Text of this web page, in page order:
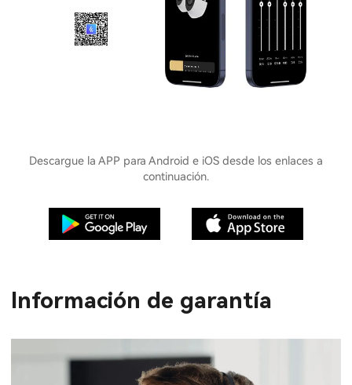
Descargue la APP para Android e iOS desde los enlaces a
continuación.
Información de garantía